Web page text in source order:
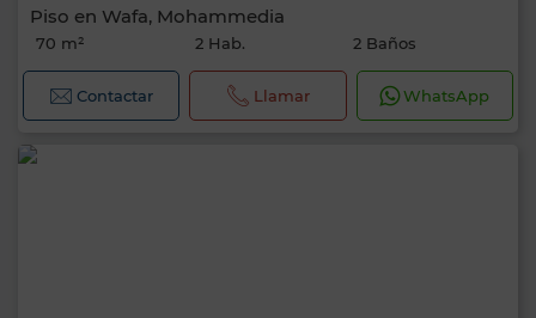
Piso en Wafa, Mohammedia
70 m² 2 Hab. 2 Baños
Contactar Llamar WhatsApp